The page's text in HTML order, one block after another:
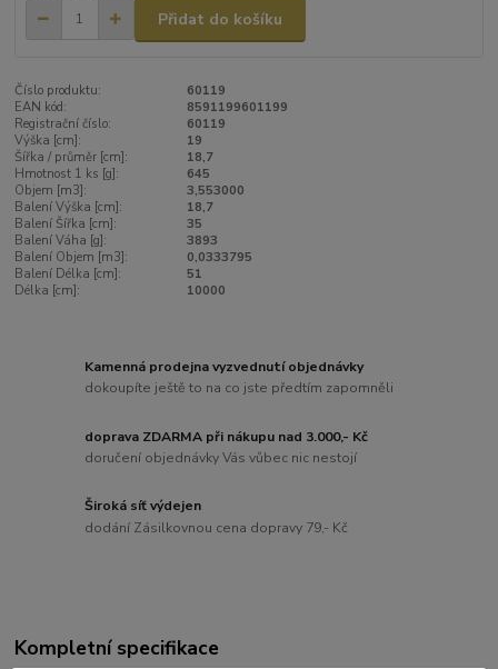
Přidat do košíku
Číslo produktu:
60119
EAN kód:
8591199601199
Registrační číslo:
60119
Výška [cm]:
19
Šířka / průměr [cm]:
18,7
Hmotnost 1 ks [g]:
645
Objem [m3]:
3,553000
Balení Výška [cm]:
18,7
Balení Šířka [cm]:
35
Balení Váha [g]:
3893
Balení Objem [m3]:
0,0333795
Balení Délka [cm]:
51
Délka [cm]:
10000
Kamenná prodejna vyzvednutí objednávky
dokoupíte ještě to na co jste předtím zapomněli
doprava ZDARMA při nákupu nad 3.000,- Kč
doručení objednávky Vás vůbec nic nestojí
Široká síť výdejen
dodání Zásilkovnou cena dopravy 79,- Kč
Kompletní specifikace